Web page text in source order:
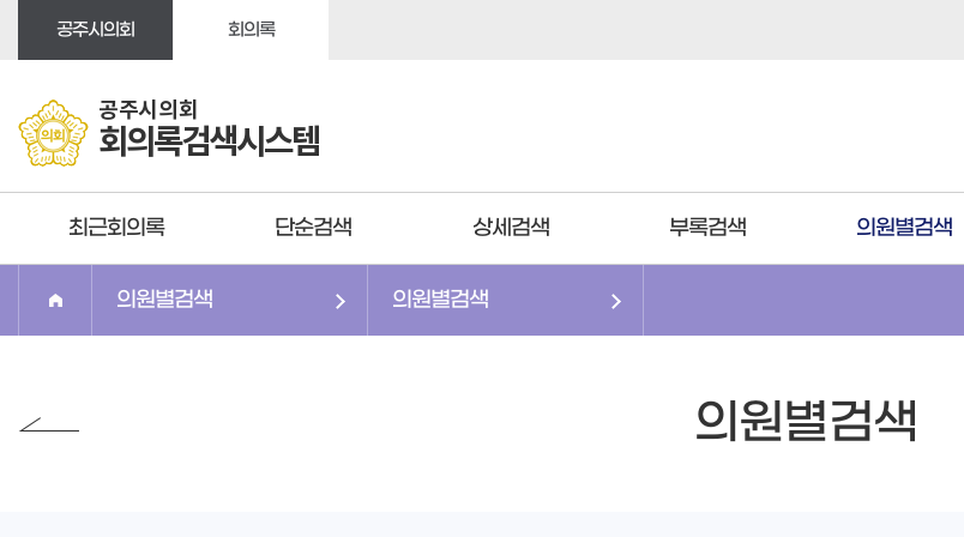
공주시의회 회의록
공주시의회
회의록검색시스템
최근회의록 단순검색 상세검색 부록검색 의원별검색
의원별검색 의원별검색
의원별검색